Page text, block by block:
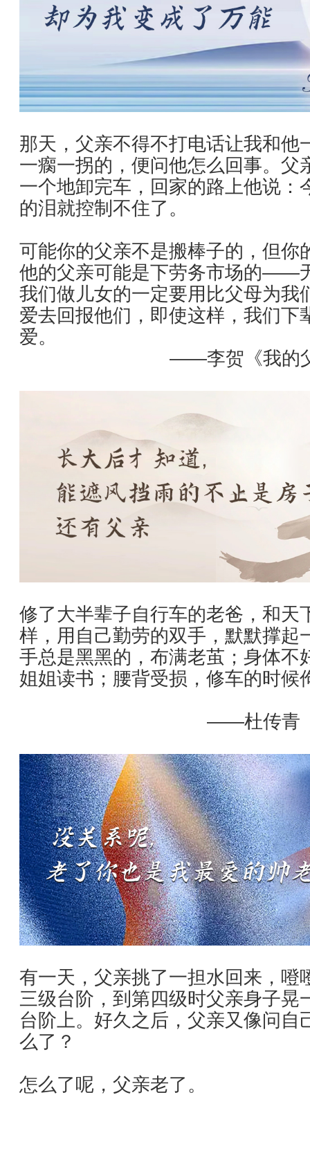
那天，父亲不得不打电话让我和他
一瘸一拐的，便问他怎么回事。父
一个地卸完车，回家的路上他说：
的泪就控制不住了。
可能你的父亲不是搬棒子的，但你
他的父亲可能是下劳务市场的——
我们做儿女的一定要用比父母为我
爱去回报他们，即使这样，我们下
爱。
——李贺《我的
修了大半辈子自行车的老爸，和天
样，用自己勤劳的双手，默默撑起
手总是黑黑的，布满老茧；身体不
姐姐读书；腰背受损，修车的时候
——杜传青
有一天，父亲挑了一担水回来，噔
三级台阶，到第四级时父亲身子晃
台阶上。好久之后，父亲又像问自
么了？
怎么了呢，父亲老了。